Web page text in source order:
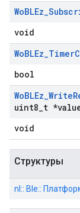
WoBLEz_
void
WoBLEz_Timer
bool
WoBLEz_Write
uint8 t
void
Структуры
nl:: Ble::